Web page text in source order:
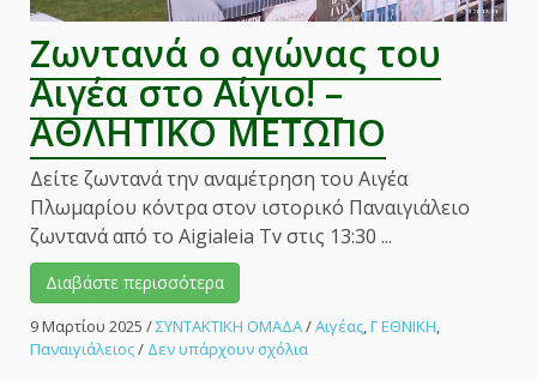
Ζωντανά ο αγώνας του
Αιγέα στο Αίγιο! –
ΑΘΛΗΤΙΚΟ ΜΕΤΩΠΟ
Δείτε ζωντανά την αναμέτρηση του Αιγέα
Πλωμαρίου κόντρα στον ιστορικό Παναιγιάλειο
ζωντανά από το Aigialeia Tv στις 13:30 ...
Διαβάστε περισσότερα
9 Μαρτίου 2025 /ΣΥΝΤΑΚΤΙΚΗ ΟΜΑΔΑ/Αιγέας,Γ ΕΘΝΙΚΗ,
Παναιγιάλειος/ Δεν υπάρχουν σχόλιαστο